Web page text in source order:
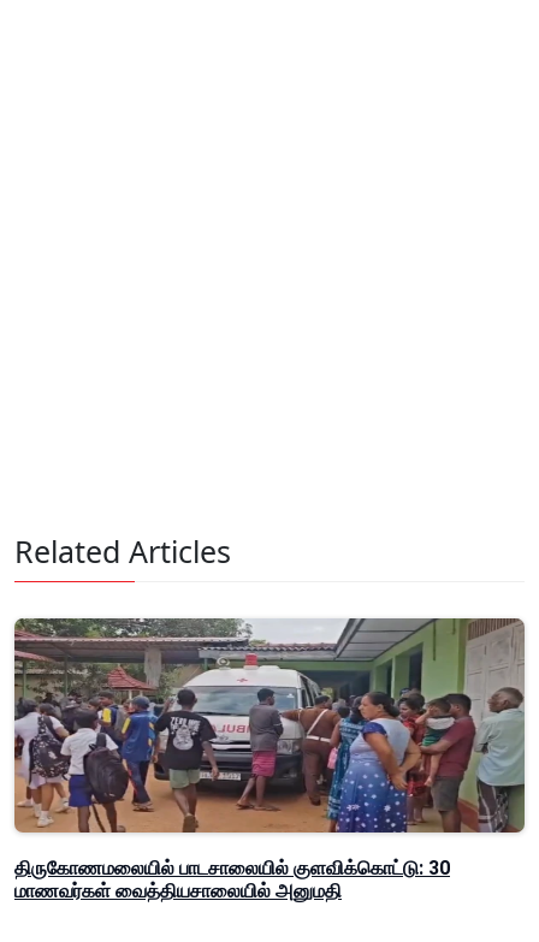
Related Articles
திருகோணமலையில் பாடசாலையில் குளவிக்கொட்டு: 30
மாணவர்கள் வைத்தியசாலையில் அனுமதி